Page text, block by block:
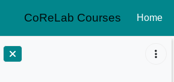
CoReLab Courses Home